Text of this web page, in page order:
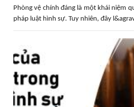
Phòng vệ chính đáng là một khái niệm
pháp luật hình sự. Tuy nhiên, đây